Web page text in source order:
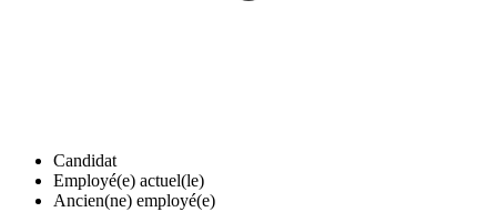
Candidat
Employé(e) actuel(le)
Ancien(ne) employé(e)